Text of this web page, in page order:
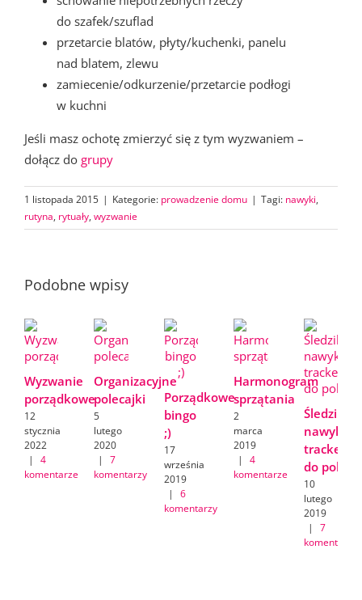
do szafek/szuflad
przetarcie blatów, płyty/kuchenki, panelu
nad blatem, zlewu
zamiecenie/odkurzenie/przetarcie podłogi
w kuchni
Jeśli masz ochotę zmierzyć się z tym wyzwaniem –
dołącz do grupy
1 listopada 2015 | Kategorie: prowadzenie domu | Tagi: nawyki,
rutyna, rytuały, wyzwanie
Podobne wpisy
Wyzwanie
porządkowe
12
stycznia
2022
|
4
komentarze
Organizacyjne
polecajki
5
lutego
2020
|
7
komentarzy
Porządkowe
bingo
;)
17
września
2019
|
6
komentarzy
Harmonogram
sprzątania
2
marca
2019
|
4
komentarze
Śledzik
tracker
do
10
lutego
2019
|
7
komentarzy